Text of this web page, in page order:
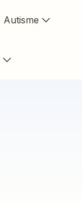
Autisme